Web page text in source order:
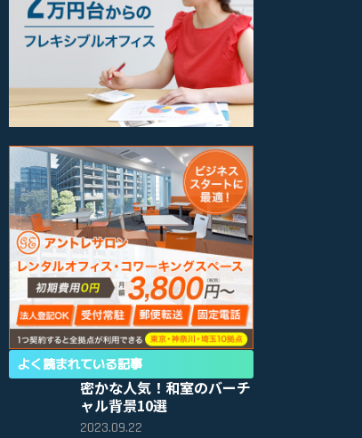
よく読まれている記事
密かな人気！和室のバーチ
ャル背景10選
2023.09.22